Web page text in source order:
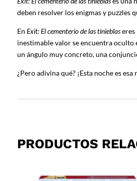
deben resolver los enigmas y puzzles
En Exit:El cementerio de las tinieblaseres
inestimable valor se encuentra oculto
un ángulo muy concreto, una
¿Pero adivina qué? ¡Esta noche es
PRODUCTOS